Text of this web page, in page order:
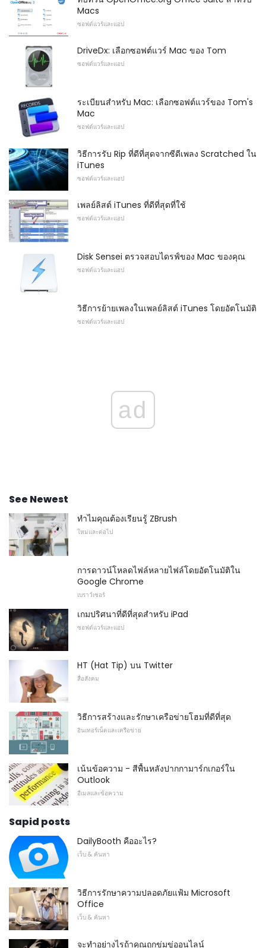
Macs
ซอฟต์แวร์และแอป
DriveDx: เลือกซอฟต์แวร์ Mac ของ Tom
ซอฟต์แวร์และแอป
ระเบียนสำหรับ Mac: เลือกซอฟต์แวร์ของ Tom's
Mac
ซอฟต์แวร์และแอป
วิธีการรับ Rip ที่ดีที่สุดจากซีดีเพลง Scratched ใน
iTunes
ซอฟต์แวร์และแอป
เพลย์ลิสต์ iTunes ที่ดีที่สุดที่ใช้
ซอฟต์แวร์และแอป
Disk Sensei ตรวจสอบไดรฟ์ของ Mac ของคุณ
ซอฟต์แวร์และแอป
วิธีการย้ายเพลงในเพลย์ลิสต์ iTunes โดยอัตโนมัติ
ซอฟต์แวร์และแอป
ad
See Newest
ทำไมคุณต้องเรียนรู้ ZBrush
ใหม่และต่อไป
การดาวน์โหลดไฟล์หลายไฟล์โดยอัตโนมัติใน
Google Chrome
เบราว์เซอร์
เกมปริศนาที่ดีที่สุดสำหรับ iPad
ซอฟต์แวร์และแอป
HT (Hat Tip) บน Twitter
สื่อสังคม
วิธีการสร้างและรักษาเครือข่ายโฮมที่ดีที่สุด
อินเทอร์เน็ตและเครือข่าย
เน้นข้อความ - สีพื้นหลังปากกามาร์กเกอร์ใน
Outlook
อีเมลและข้อความ
Sapid posts
DailyBooth คืออะไร?
เว็บ & ค้นหา
วิธีการรักษาความปลอดภัยแฟ้ม Microsoft
Office
เว็บ & ค้นหา
จะทำอย่างไรถ้าคุณถูกข่มขู่ออนไลน์